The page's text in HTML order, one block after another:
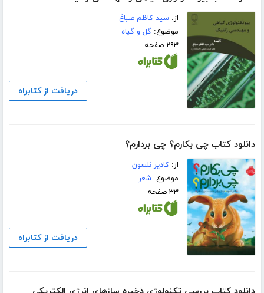
از:سید کاظم صباغ
موضوع:گل و گیاه
۲۹۳ صفحه
دریافت از کتابراه
دانلود کتاب چی بکارم؟ چی بردارم؟
از:کادیر نلسون
موضوع:شعر
۳۳ صفحه
دریافت از کتابراه